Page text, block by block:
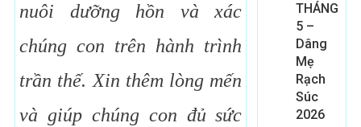
nuôi dưỡng hồn và xác
chúng con trên hành trình
trần thế. Xin thêm lòng mến
và giúp chúng con đủ sức
THÁNG
5 –
Dâng
Mẹ
Rạch
Súc
2026